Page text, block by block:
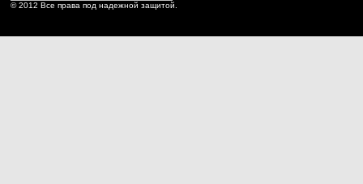
© 2012 Все права под надежной защитой.